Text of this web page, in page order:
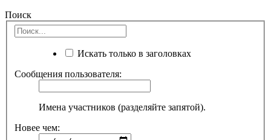
Поиск
Искать только в заголовках
Сообщения пользователя:
Имена участников (разделяйте запятой).
Новее чем: